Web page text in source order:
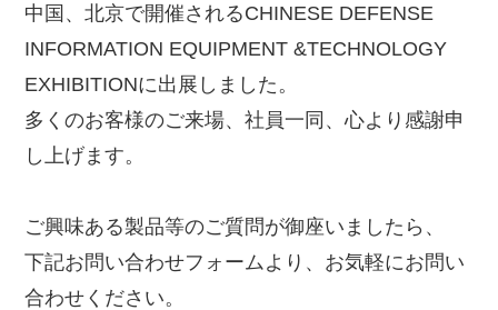
中国、北京で開催されるCHINESE DEFENSE
INFORMATION EQUIPMENT &TECHNOLOGY
EXHIBITIONに出展しました。
多くのお客様のご来場、社員一同、心より感謝申
し上げます。
ご興味ある製品等のご質問が御座いましたら、
下記お問い合わせフォームより、お気軽にお問い
合わせください。